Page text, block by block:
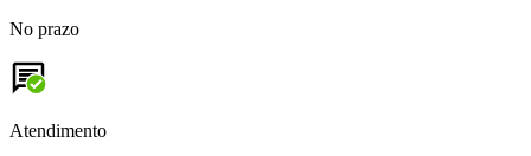
No prazo
Atendimento